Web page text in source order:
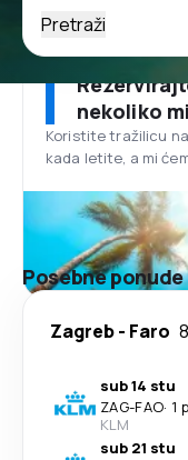
Pretraži
nekoliko
Koristite tražilicu
kada letite, a mi
Posebne
Zagreb- Faro
sub 14 stu
ZAG-FAO· 1
KLM
sub 21 stu